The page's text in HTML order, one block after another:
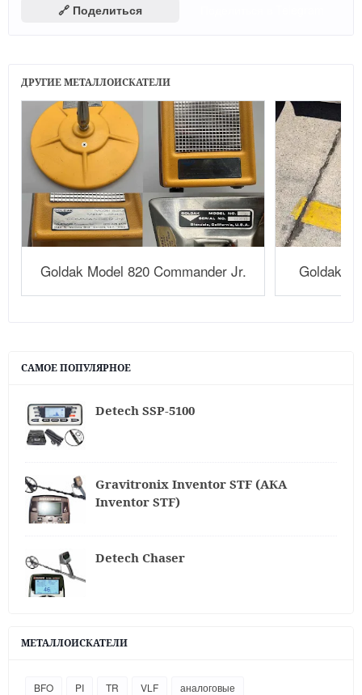
🔗 Поделиться
ДРУГИЕ МЕТАЛЛОИСКАТЕЛИ
Goldak Model 820 Commander Jr. Goldak
САМОЕ ПОПУЛЯРНОЕ
Detech SSP-5100
Gravitronix Inventor STF (АКА
Inventor STF)
Detech Chaser
МЕТАЛЛОИСКАТЕЛИ
BFO PI TR VLF
аналоговые